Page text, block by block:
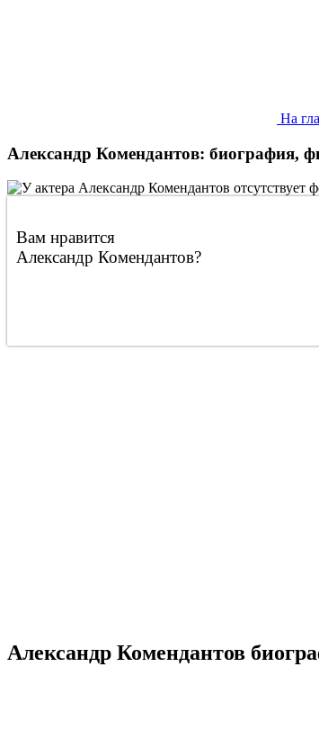
На
Александр Комендантов: биография,
Вам нравится
Александр Комендантов?
Александр Комендантов